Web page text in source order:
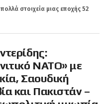
στοιχεία μιας εποχής 52
ΝΑΤΟ» με
Σαουδική
και Πακιστάν –